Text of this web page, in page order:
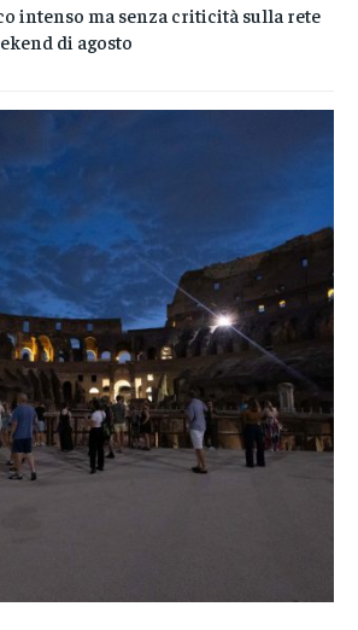
intenso ma senza criticità sulla rete
di agosto